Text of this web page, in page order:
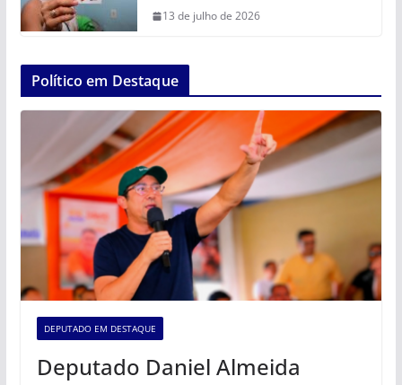
13 de julho de 2026
Político em Destaque
DEPUTADO EM DESTAQUE
Deputado Daniel Almeida